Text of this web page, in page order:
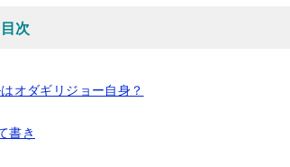
目次
オダギリジョー自身？
書き